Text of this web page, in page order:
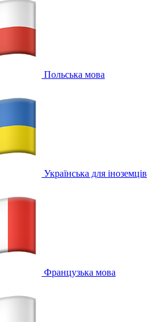
Польська мова
Українська для іноземців
Французька мова